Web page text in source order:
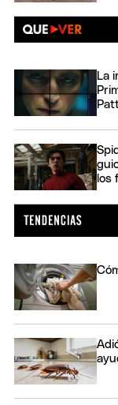
La
los